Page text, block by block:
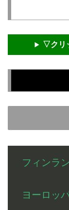
▽クリ
フィンラ
ヨーロッ